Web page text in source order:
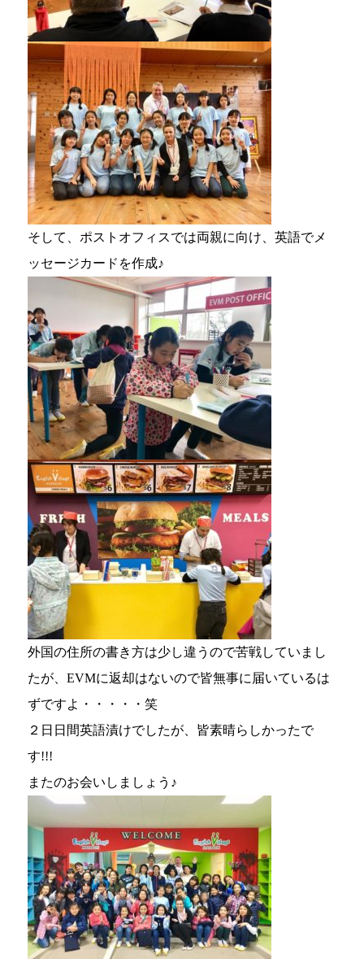
そして、ポストオフィスでは両親に向け、英語でメ
ッセージカードを作成♪
外国の住所の書き方は少し違うので苦戦していまし
たが、EVMに返却はないので皆無事に届いているは
ずですよ・・・・・笑
２日日間英語漬けでしたが、皆素晴らしかったで
す!!!
またのお会いしましょう♪